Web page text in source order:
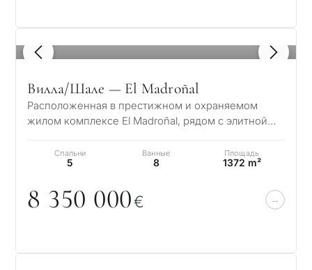
1 / 8
Вилла/Шале — El Madroñal
Расположенная в престижном и охраняемом
жилом комплексе El Madroñal, рядом с элитной
Спальни
5
Ванные
8
Площадь
1372 m²
8 350 000€